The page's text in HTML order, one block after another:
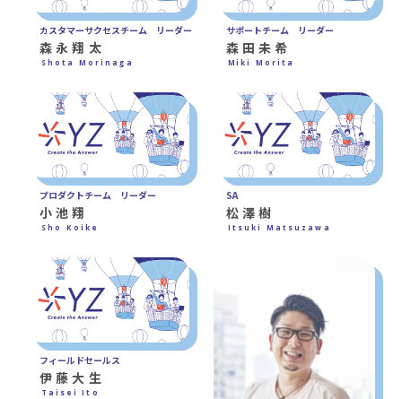
カスタマーサクセスチーム リーダー
森永翔太
Shota Morinaga
サポートチーム リーダー
森田未希
Miki Morita
プロダクトチーム リーダー
小池翔
Sho Koike
SA
松澤樹
Itsuki Matsuzawa
フィールドセールス
伊藤大生
Taisei Ito